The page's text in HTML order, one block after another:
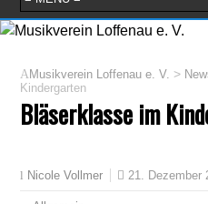
Musikverein Loffenau e. V. >
Kindergarten
Bläserklasse im
Nicole Vollmer 21. Dezember